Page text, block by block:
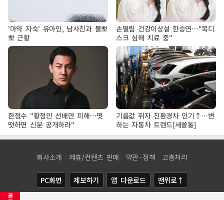
광
'마약 자숙' 유아인, 남사친과 볼뽀
뽀 근황
손떨림 건강이상설 한승연…"목디
스크 심해 치료 중"
한정수 "황정민 선배만 피해…떳
떳하면 신분 공개하라"
기름값 뛰자 친환경차 인기↑…변
하는 자동차 트렌드[세쓸통]
회사소개 제휴/컨텐츠 판매 약관·정책 고충처리
PC화면 제보하기 앱 다운로드 맨위로↑